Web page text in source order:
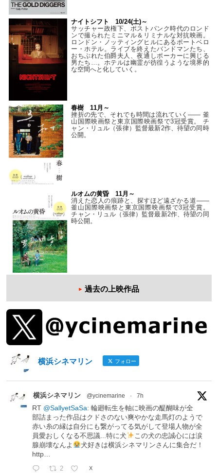
ナイトシフト 10/24(土)～
サッチャー政権下、ポストパンク時代のロンド
ンで撮られたミニマル＆リミナルな対抗映画。
ロンドン・ノッティングヒルにあるポートベロ
ー・ホテル。ライブを終えたバンドマンたち、
おちぶれた伯爵夫人、夜通しポーカーに興じる
男たち…。ホテルは幽霊が彷徨うような境界的
な空間へと化していく。
春樹 11月～
挫折の先で、それでも時間は流れていく—— 釜
山国際映画祭と東京国際映画祭で3冠受賞。 チ
ャン・リュル（張律）監督最新2作、待望の同時
公開。
ルオムの黄昏 11月～
消えた恋人の痕跡と、探すほど遠ざかる道——
釜山国際映画祭と東京国際映画祭で3冠受賞。
チャン・リュル（張律）監督最新2作、待望の同
時公開。
過去の上映作品
横浜シネマリン フォロー
横浜シネマリン @ycinemarine · 7h
RT @SallyetSaSa: 輪廻転生を軸に映画の醍醐味が全
部詰まった作品はクドさのない爽やかな走馬灯のようで
赤い糸の縁は自分にも繋がってる気がして登場人物が全
員愛おしくなる不思議...特に犬
この犬の忠誠心には涙
腺崩壊なんよ
犬好きは横浜シネマリンさんに集合だ！
http…
2 X